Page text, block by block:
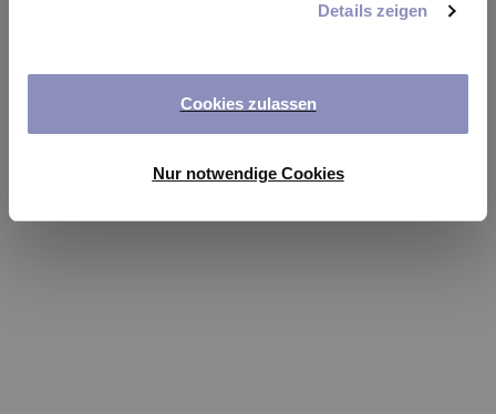
anpassen oder widerrufen. Weitere Details hierzu finden
Details zeigen
Cookies zulassen
Nur notwendige Cookies